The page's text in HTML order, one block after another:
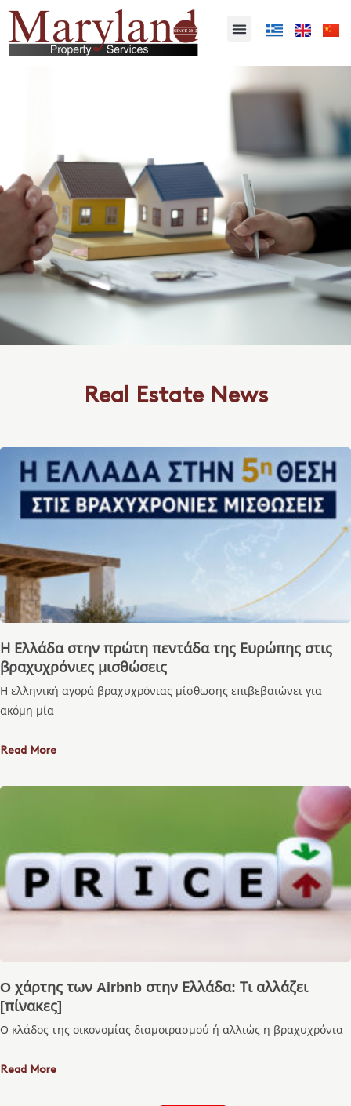
Real Estate News
Η Ελλάδα στην πρώτη πεντάδα της Ευρώπης στις
βραχυχρόνιες μισθώσεις
Η ελληνική αγορά βραχυχρόνιας μίσθωσης επιβεβαιώνει για
ακόμη μία
Read More
O χάρτης των Airbnb στην Ελλάδα: Τι αλλάζει
[πίνακες]
Ο κλάδος της οικονομίας διαμοιρασμού ή αλλιώς η βραχυχρόνια
Read More